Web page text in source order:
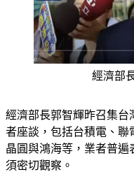
經濟部
經濟部長郭智輝昨召集台
者座談，包括台積電、聯
晶圓與鴻海等，業者普遍
須密切觀察。